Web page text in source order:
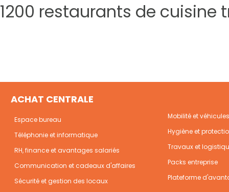
1200 restaurants de
ACHAT CENTRALE
Espace bureau
Téléphonie et informatique
RH, finance et avantages salariés
Communication et cadeaux d'affaires
Sécurité et gestion des locaux
Mobilité et véhicules
Hygiène et
Travaux et
Packs entreprise
Plateforme